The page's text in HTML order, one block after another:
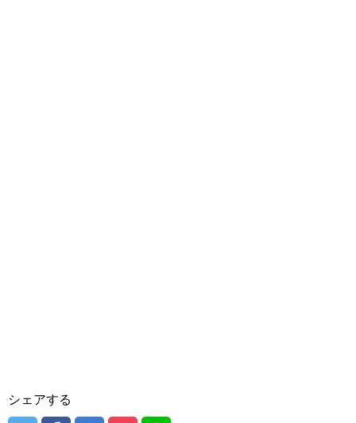
シェアする